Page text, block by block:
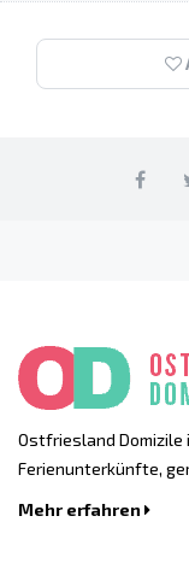
Ostfriesland
Ferienunterkünfte,
Mehr erfahren